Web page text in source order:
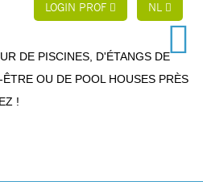
LOGIN PROF NL
DE PISCINES, D'ÉTANGS DE
OU DE POOL HOUSES PRÈS
!